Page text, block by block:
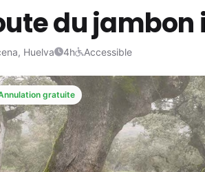
du
Huelva 4h Accessible
gratuite